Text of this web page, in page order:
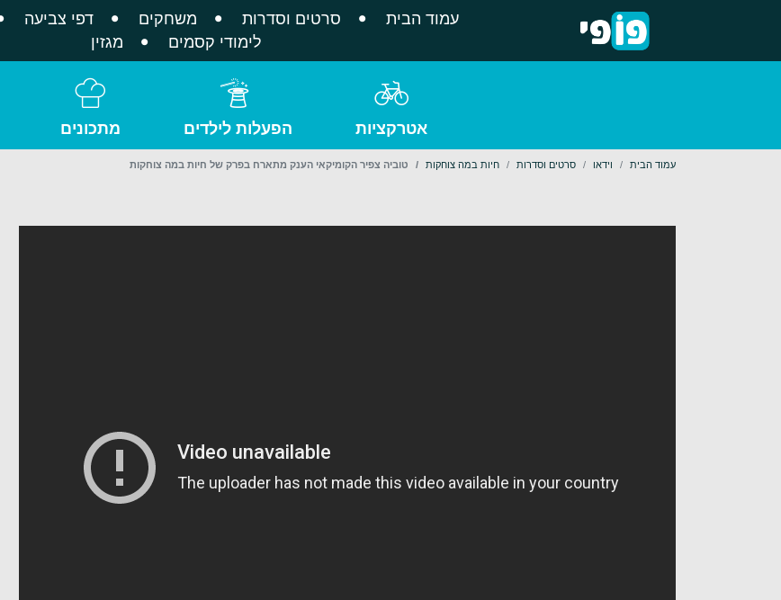
עמוד הבית סרטים וסדרות משחקים דפי צביעה
לימודי קסמים
מגזין
אטרקציות הפעלות לילדים מתכונים
עמוד הבית וידאו סרטים וסדרות חיות במה צוחקות טוביה צפיר הקומיקאי הענק מתארח בפרק של חיות במה צוחקות